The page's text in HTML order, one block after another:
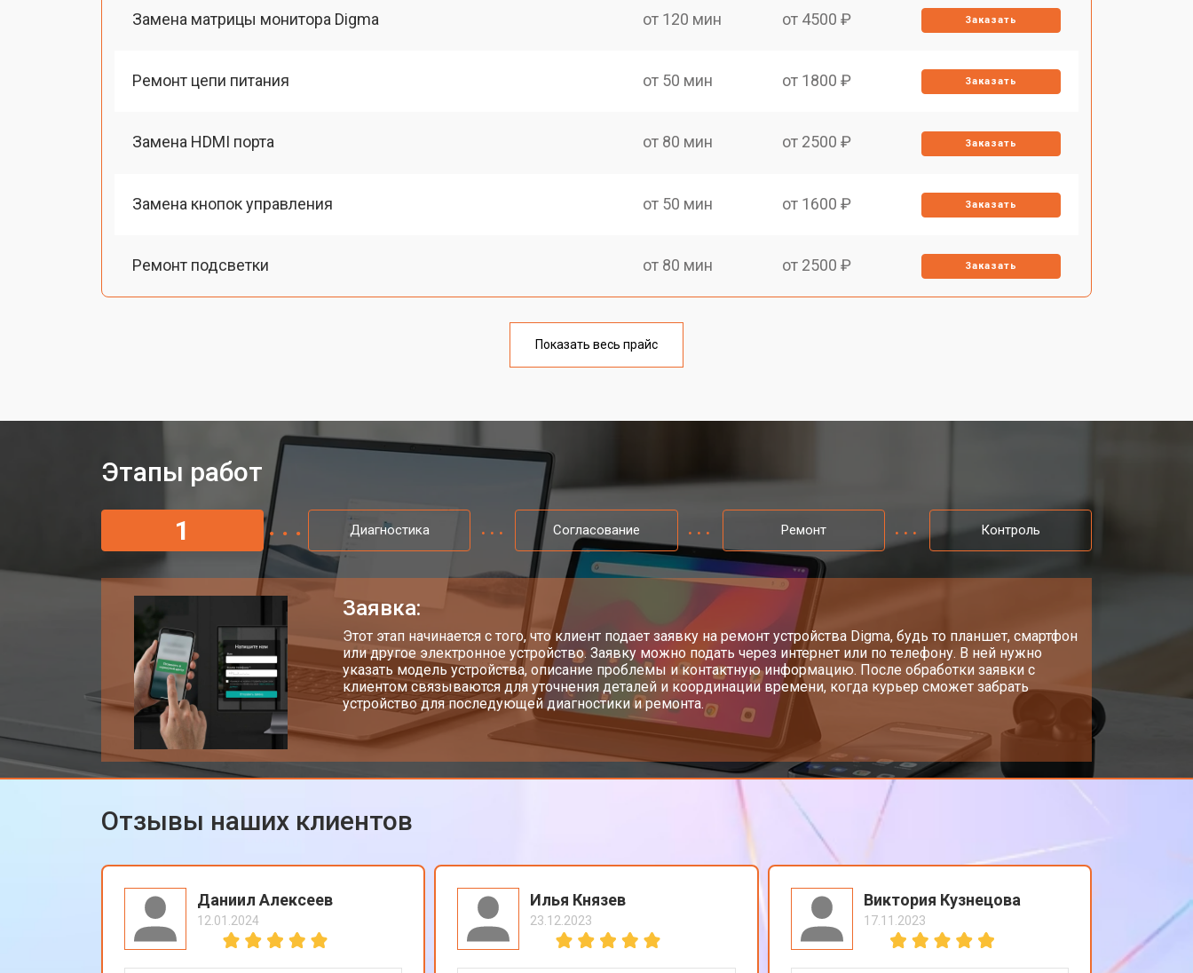
Замена матрицы монитора Digma от 120 мин от 4500 ₽ Заказать
Ремонт цепи питания от 50 мин от 1800 ₽ Заказать
Замена HDMI порта от 80 мин от 2500 ₽ Заказать
Замена кнопок управления от 50 мин от 1600 ₽ Заказать
Ремонт подсветки от 80 мин от 2500 ₽ Заказать
Показать весь прайс
Этапы работ
1
Диагностика Согласование Ремонт Контроль
Заявка:
Этот этап начинается с того, что клиент подает заявку на ремонт устройства Digma, будь то планшет, смартфон
или другое электронное устройство. Заявку можно подать через интернет или по телефону. В ней нужно
указать модель устройства, описание проблемы и контактную информацию. После обработки заявки с
клиентом связываются для уточнения деталей и координации времени, когда курьер сможет забрать
устройство для последующей диагностики и ремонта.
Отзывы наших клиентов
Даниил Алексеев
12.01.2024
Илья Князев
23.12.2023
Виктория Кузнецова
17.11.2023